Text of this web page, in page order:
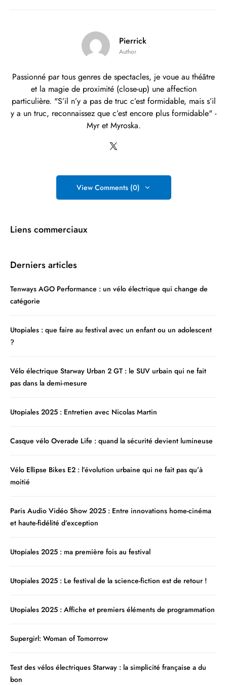
Pierrick
Author
Passionné par tous genres de spectacles, je voue au théâtre
et la magie de proximité (close-up) une affection
particulière. "S’il n’y a pas de truc c’est formidable, mais s’il
y a un truc, reconnaissez que c’est encore plus formidable" -
Myr et Myroska.
View Comments (0)
Liens commerciaux
Derniers articles
Tenways AGO Performance : un vélo électrique qui change de
catégorie
Utopiales : que faire au festival avec un enfant ou un adolescent
?
Vélo électrique Starway Urban 2 GT : le SUV urbain qui ne fait
pas dans la demi-mesure
Utopiales 2025 : Entretien avec Nicolas Martin
Casque vélo Overade Life : quand la sécurité devient lumineuse
Vélo Ellipse Bikes E2 : l’évolution urbaine qui ne fait pas qu’à
moitié
Paris Audio Vidéo Show 2025 : Entre innovations home-cinéma
et haute-fidélité d’exception
Utopiales 2025 : ma première fois au festival
Utopiales 2025 : Le festival de la science-fiction est de retour !
Utopiales 2025 : Affiche et premiers éléments de programmation
Supergirl: Woman of Tomorrow
Test des vélos électriques Starway : la simplicité française a du
bon